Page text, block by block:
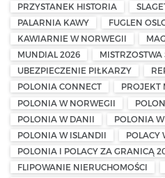
PRZYSTANEK HISTORIA
PALARNIA KAWY
FUGLEN
KAWIARNIE W NORWEGII
MUNDIAL 2026
UBEZPIECZENIE PIŁKARZY
POLONIA CONNECT
PROJEKT
POLONIA W NORWEGII
POLONIA W DANII
POLONIA
POLONIA W ISLANDII
POLACY
POLONIA I POLACY ZA GRANICĄ
FLIPOWANIE NIERUCHOMOŚCI